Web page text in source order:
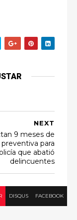
NEXT
9 meses de
para
que abatió
delincuentes
DISQUS FACEBOOK